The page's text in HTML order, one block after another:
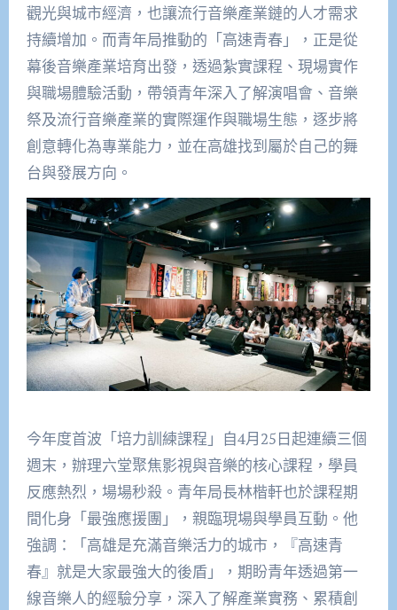
觀光與城市經濟，也讓流行音樂產業鏈的人才需求
持續增加。而青年局推動的「高速青春」，正是從
幕後音樂產業培育出發，透過紮實課程、現場實作
與職場體驗活動，帶領青年深入了解演唱會、音樂
祭及流行音樂產業的實際運作與職場生態，逐步將
創意轉化為專業能力，並在高雄找到屬於自己的舞
台與發展方向。
今年度首波「培力訓練課程」自4月25日起連續三個
週末，辦理六堂聚焦影視與音樂的核心課程，學員
反應熱烈，場場秒殺。青年局長林楷軒也於課程期
間化身「最強應援團」，親臨現場與學員互動。他
強調：「高雄是充滿音樂活力的城市，『高速青
春』就是大家最強大的後盾」，期盼青年透過第一
線音樂人的經驗分享，深入了解產業實務、累積創